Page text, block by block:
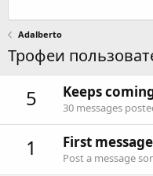
Adalberto
Трофеи
5 Keeps
30 messages
1 First message
Post a message